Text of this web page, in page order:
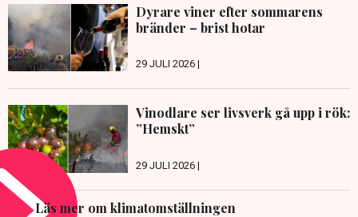
Dyrare viner efter sommarens
bränder – brist hotar
29 JULI 2026 |
Vinodlare ser livsverk gå upp i rök:
”Hemskt”
29 JULI 2026 |
Läs mer om klimatomställningen